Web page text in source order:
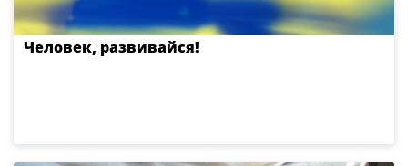
Человек, развивайся!